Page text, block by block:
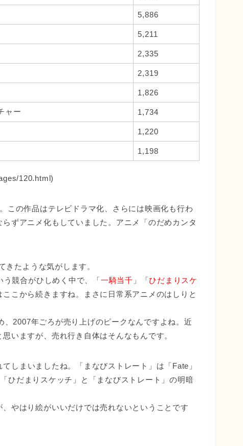
5,886
5,211
2,335
2,319
1,826
ャー 1,734
1,220
1,198
120.html)
この作品はテレビドラマ化、さらには映画化も行わ
ずアニメ化もしていました。アニメ「のだめカンタ
きたような気がします。
競合がひしめく中で、「一騎当千 」「ひだまりスケ
こから続きますね。まさに日常系アニメのはしりと
2007年ごろが売り上げのピークなんですよね。近
いますが、売れ行き自体はそんなもんです。
てしまいましたね。「まなびストレート」は「Fate」
ひだまりスケッチ」と「まなびストレート」の明暗
やはり絵がいいだけでは売れないということです